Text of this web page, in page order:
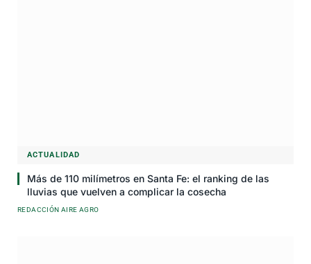
ACTUALIDAD
Más de 110 milímetros en Santa Fe: el ranking de las
lluvias que vuelven a complicar la cosecha
REDACCIÓN AIRE AGRO